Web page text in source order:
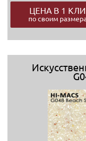
ЦЕНА В 1
по своим